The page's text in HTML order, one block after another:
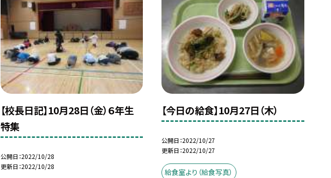
【校長日記】10月28日（金）６年生
特集
公開日 2022/10/28
更新日 2022/10/28
【今日の給食】10月27日（木）
公開日 2022/10/27
更新日 2022/10/27
給食室より（給食写真）